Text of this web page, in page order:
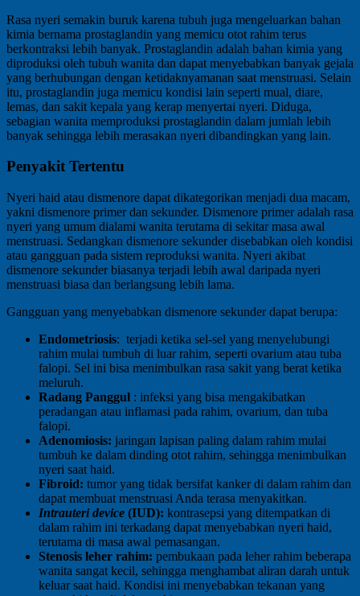
Rasa nyeri semakin buruk karena tubuh juga mengeluarkan bahan
kimia bernama prostaglandin yang memicu otot rahim terus
berkontraksi lebih banyak. Prostaglandin adalah bahan kimia yang
diproduksi oleh tubuh wanita dan dapat menyebabkan banyak gejala
yang berhubungan dengan ketidaknyamanan saat menstruasi. Selain
itu, prostaglandin juga memicu kondisi lain seperti mual, diare,
lemas, dan sakit kepala yang kerap menyertai nyeri. Diduga,
sebagian wanita memproduksi prostaglandin dalam jumlah lebih
banyak sehingga lebih merasakan nyeri dibandingkan yang lain.
Penyakit Tertentu
Nyeri haid atau dismenore dapat dikategorikan menjadi dua macam,
yakni dismenore primer dan sekunder. Dismenore primer adalah rasa
nyeri yang umum dialami wanita terutama di sekitar masa awal
menstruasi. Sedangkan dismenore sekunder disebabkan oleh kondisi
atau gangguan pada sistem reproduksi wanita. Nyeri akibat
dismenore sekunder biasanya terjadi lebih awal daripada nyeri
menstruasi biasa dan berlangsung lebih lama.
Gangguan yang menyebabkan dismenore sekunder dapat berupa:
Endometriosis: terjadi ketika sel-sel yang menyelubungi
rahim mulai tumbuh di luar rahim, seperti ovarium atau tuba
falopi. Sel ini bisa menimbulkan rasa sakit yang berat ketika
meluruh.
Radang Panggul : infeksi yang bisa mengakibatkan
peradangan atau inflamasi pada rahim, ovarium, dan tuba
falopi.
Adenomiosis: jaringan lapisan paling dalam rahim mulai
tumbuh ke dalam dinding otot rahim, sehingga menimbulkan
nyeri saat haid.
Fibroid: tumor yang tidak bersifat kanker di dalam rahim dan
dapat membuat menstruasi Anda terasa menyakitkan.
Intrauteri device (IUD): kontrasepsi yang ditempatkan di
dalam rahim ini terkadang dapat menyebabkan nyeri haid,
terutama di masa awal pemasangan.
Stenosis leher rahim: pembukaan pada leher rahim beberapa
wanita sangat kecil, sehingga menghambat aliran darah untuk
keluar saat haid. Kondisi ini menyebabkan tekanan yang